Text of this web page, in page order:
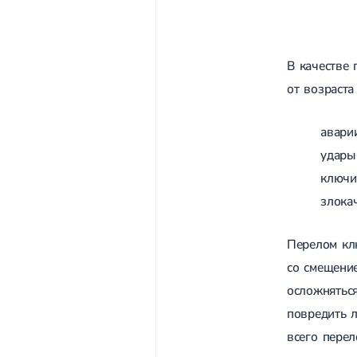
В
от
Перелом
со
повредить
всего